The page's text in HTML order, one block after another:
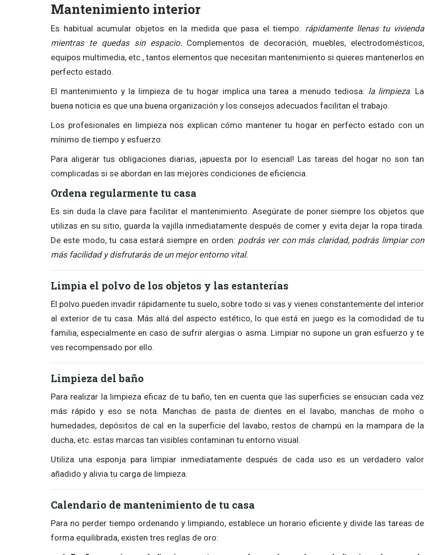
Mantenimiento interior
Es habitual acumular objetos en la medida que pasa el tiempo: rápidamente llenas tu vivienda
mientras te quedas sin espacio.Complementos de decoración, muebles, electrodomésticos,
equipos multimedia, etc., tantos elementos que necesitan mantenimiento si quieres mantenerlos en
perfecto estado.
El mantenimiento y la limpieza de tu hogar implica una tarea a menudo tediosa: la limpieza. La
buena noticia es que una buena organización y los consejos adecuados facilitan el trabajo.
Los profesionales en limpieza nos explican cómo mantener tu hogar en perfecto estado con un
mínimo de tiempo y esfuerzo:
Para aligerar tus obligaciones diarias, ¡apuesta por lo esencial! Las tareas del hogar no son tan
complicadas si se abordan en las mejores condiciones de eficiencia.
Ordena regularmente tu casa
Es sin duda la clave para facilitar el mantenimiento. Asegúrate de poner siempre los objetos que
utilizas en su sitio, guarda la vajilla inmediatamente después de comer y evita dejar la ropa tirada.
De este modo, tu casa estará siempre en orden: podrás ver con más claridad, podrás limpiar con
más facilidad y disfrutarás de un mejor entorno vital.
Limpia el polvo de los objetos y las estanterías
El polvo pueden invadir rápidamente tu suelo, sobre todo si vas y vienes constantemente del interior
al exterior de tu casa. Más allá del aspecto estético, lo que está en juego es la comodidad de tu
familia, especialmente en caso de sufrir alergias o asma. Limpiar no supone un gran esfuerzo y te
ves recompensado por ello.
Limpieza del baño
Para realizar la limpieza eficaz de tu baño, ten en cuenta que las superficies se ensucian cada vez
más rápido y eso se nota. Manchas de pasta de dientes en el lavabo, manchas de moho o
humedades, depósitos de cal en la superficie del lavabo, restos de champú en la mampara de la
ducha, etc. estas marcas tan visibles contaminan tu entorno visual.
Utiliza una esponja para limpiar inmediatamente después de cada uso es un verdadero valor
añadido y alivia tu carga de limpieza.
Calendario de mantenimiento de tu casa
Para no perder tiempo ordenando y limpiando, establece un horario eficiente y divide las tareas de
forma equilibrada, existen tres reglas de oro: